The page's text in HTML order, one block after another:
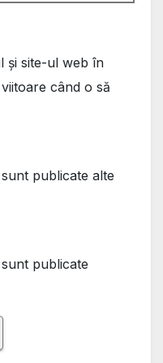
și site-ul web în
când o să
publicate alte
publicate